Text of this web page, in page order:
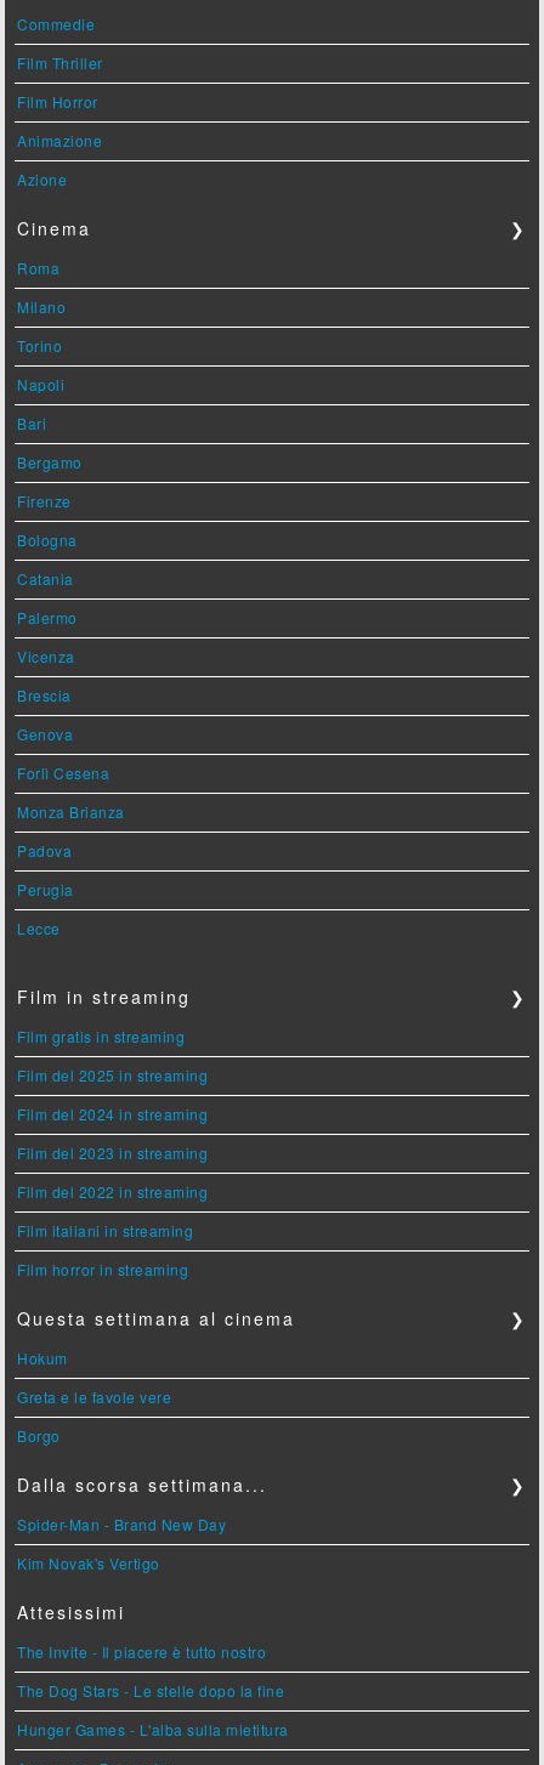
Commedie
Film Thriller
Film Horror
Animazione
Azione
Cinema ❯
Roma
Milano
Torino
Napoli
Bari
Bergamo
Firenze
Bologna
Catania
Palermo
Vicenza
Brescia
Genova
Forlì Cesena
Monza Brianza
Padova
Perugia
Lecce
Film in streaming ❯
Film gratis in streaming
Film del 2025 in streaming
Film del 2024 in streaming
Film del 2023 in streaming
Film del 2022 in streaming
Film italiani in streaming
Film horror in streaming
Questa settimana al cinema ❯
Hokum
Greta e le favole vere
Borgo
Dalla scorsa settimana... ❯
Spider-Man - Brand New Day
Kim Novak's Vertigo
Attesissimi
The Invite - Il piacere è tutto nostro
The Dog Stars - Le stelle dopo la fine
Hunger Games - L'alba sulla mietitura